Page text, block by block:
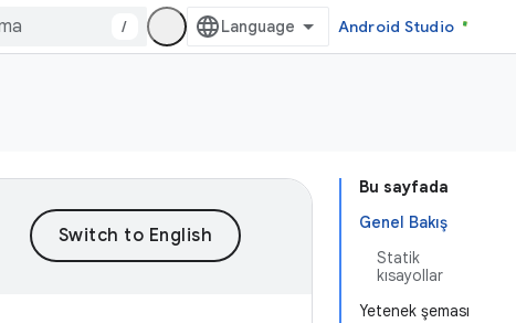
/ Android Studio
Bu sayfada
Genel Bakış
Statik
kısayollar
Yetenek şeması